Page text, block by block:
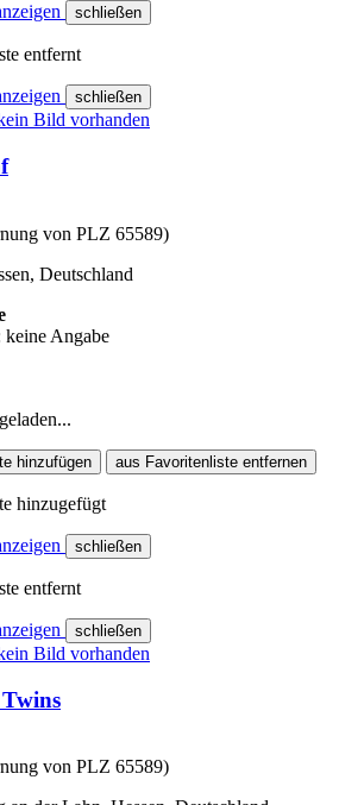
schließen
entfernt
schließen
von PLZ 65589)
Deutschland
Angabe
hinzufügen aus Favoritenliste entfernen
hinzugefügt
schließen
entfernt
schließen
von PLZ 65589)